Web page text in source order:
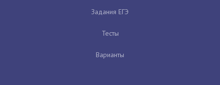
Задания ЕГЭ
Тесты
Варианты